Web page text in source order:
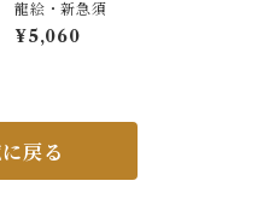
龍絵・新急須
¥5,060
戻る